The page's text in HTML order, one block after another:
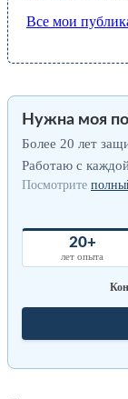
Все мои
Нужна моя
Более 20 лет
Работаю с
Посмотрите
20+
лет опыта